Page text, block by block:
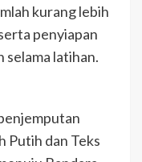
kurang lebih
penyiapan
selama latihan.
Putih dan Teks